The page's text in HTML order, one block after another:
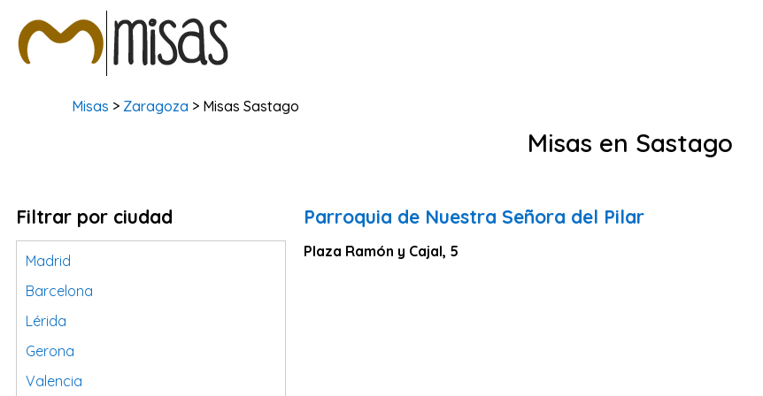
Misas >Zaragoza > Misas Sastago
Misas en Sastago
Filtrar por ciudad
Madrid
Barcelona
Lérida
Gerona
Valencia
Parroquia de Nuestra Señora del Pilar
Plaza Ramón y Cajal, 5